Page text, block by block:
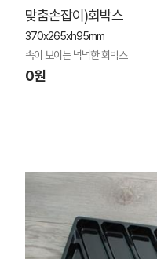
맞춤손잡이)회박스
370x265xh95mm
속이 보이는 넉넉한 회박스
0원